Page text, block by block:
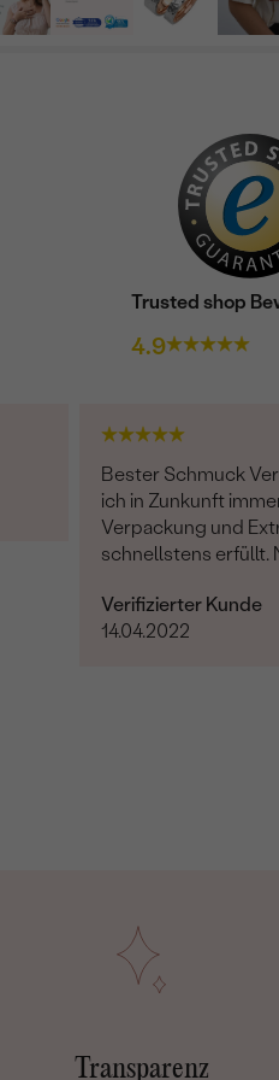
Trusted shop
4.9
Bester Schmuck
ich in Zunkunft
Verpackung und
schnellstens erfüllt.
Verifizierter Kunde
14.04.2022
Transparenz